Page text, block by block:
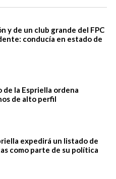
y de un club grande del FPC
conducía en estado de
la Espriella ordena
de alto perfil
expedirá un listado de
como parte de su política